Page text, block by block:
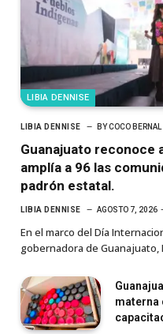
LIBIA DENNISE
LIBIA DENNISE BY COCO BERNAL
Guanajuato reconoce
amplía a 96 las
padrón estatal.
LIBIA DENNISE AGOSTO 7, 2026
En el marco del Día
gobernadora de Guanajuato,
materna